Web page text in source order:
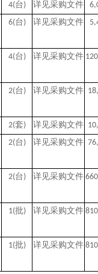
4(台) 详见采购文件
6(台) 详见采购文件
4(台) 详见采购文件
2(台) 详见采购文件
2(套) 详见采购文件
2(台) 详见采购文件
2(台) 详见采购文件
1(批) 详见采购文件
1(批) 详见采购文件